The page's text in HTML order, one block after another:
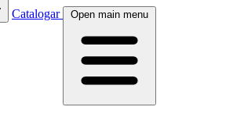
Catalogar Open main menu